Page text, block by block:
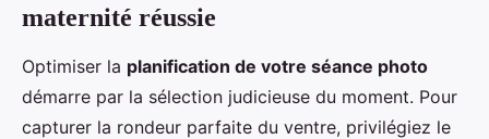
maternité réussie
Optimiser la planification de votre séance photo
démarre par la sélection judicieuse du moment. Pour
capturer la rondeur parfaite du ventre, privilégiez le